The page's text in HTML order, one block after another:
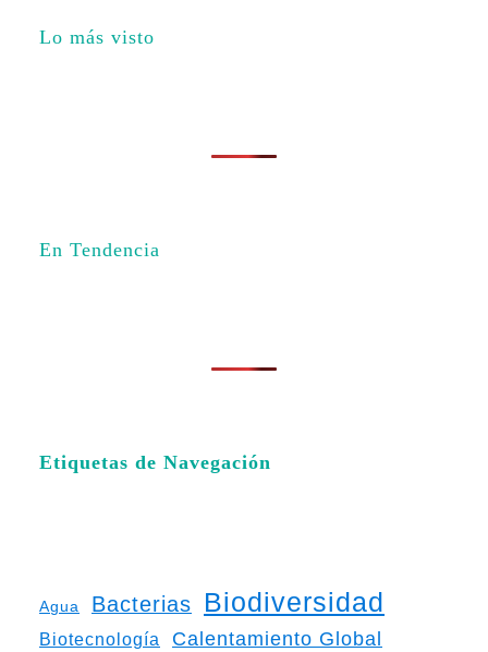
Lo más visto
En Tendencia
Etiquetas de Navegación
Agua Bacterias Biodiversidad
Biotecnología Calentamiento Global